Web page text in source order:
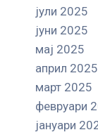
јули 2025
јуни 2025
мај 2025
април 2025
март 2025
февруари
јануари